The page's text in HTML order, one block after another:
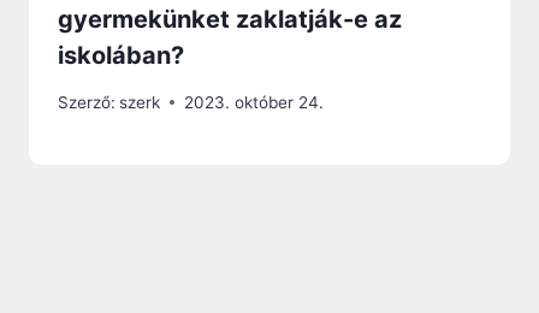
gyermekünket zaklatják-e az
iskolában?
Szerző: szerk 2023. október 24.